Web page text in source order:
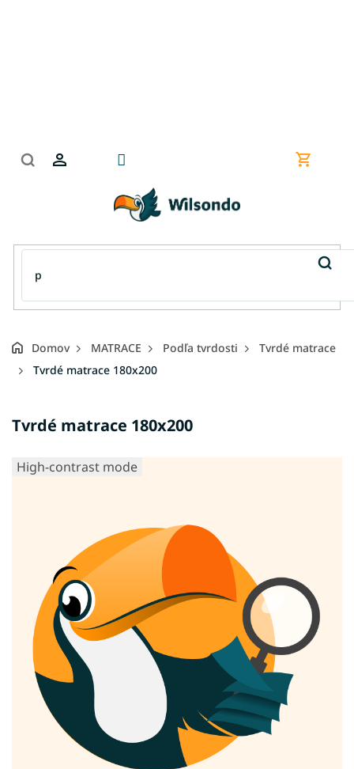
Domov MATRACE Podľa tvrdosti
Tvrdé matrace
Tvrdé matrace 180x200
Tvrdé matrace 180x200
High-contrast mode